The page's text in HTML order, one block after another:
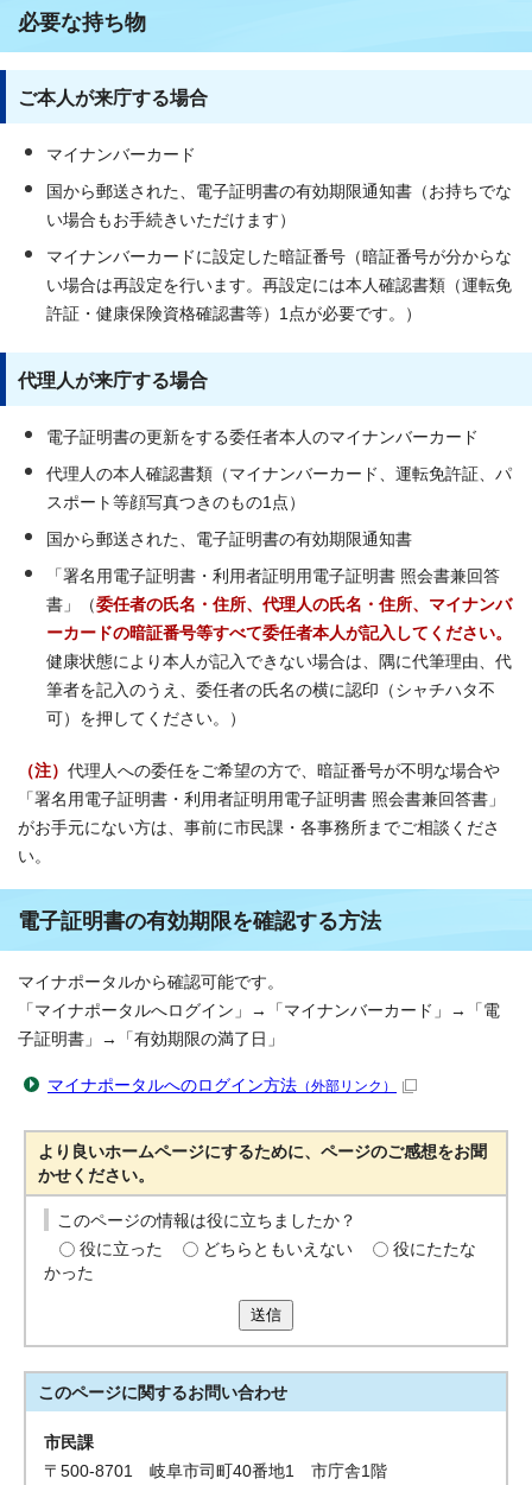
必要な持ち物
ご本人が来庁する場合
マイナンバーカード
国から郵送された、電子証明書の有効期限通知書（お持ちでな
い場合もお手続きいただけます）
マイナンバーカードに設定した暗証番号（暗証番号が分からな
い場合は再設定を行います。再設定には本人確認書類（運転免
許証・健康保険資格確認書等）1点が必要です。）
代理人が来庁する場合
電子証明書の更新をする委任者本人のマイナンバーカード
代理人の本人確認書類（マイナンバーカード、運転免許証、パ
スポート等顔写真つきのもの1点）
国から郵送された、電子証明書の有効期限通知書
「署名用電子証明書・利用者証明用電子証明書 照会書兼回答
書」（委任者の氏名・住所、代理人の氏名・住所、マイナンバ
ーカードの暗証番号等すべて委任者本人が記入してください。
健康状態により本人が記入できない場合は、隅に代筆理由、代
筆者を記入のうえ、委任者の氏名の横に認印（シャチハタ不
可）を押してください。）
（注） 代理人への委任をご希望の方で、暗証番号が不明な場合や
「署名用電子証明書・利用者証明用電子証明書 照会書兼回答書」
がお手元にない方は、事前に市民課・各事務所までご相談くださ
い。
電子証明書の有効期限を確認する方法
マイナポータルから確認可能です。
「マイナポータルへログイン」→「マイナンバーカード」→「電
子証明書」→「有効期限の満了日」
マイナポータルへのログイン方法 （外部リンク）
より良いホームページにするために、ページのご感想をお聞
かせください。
このページの情報は役に立ちましたか？
役に立った
どちらともいえない
役にたたな
かった
送信
このページに関するお問い合わせ
市民課
〒500-8701 岐阜市司町40番地1 市庁舎1階